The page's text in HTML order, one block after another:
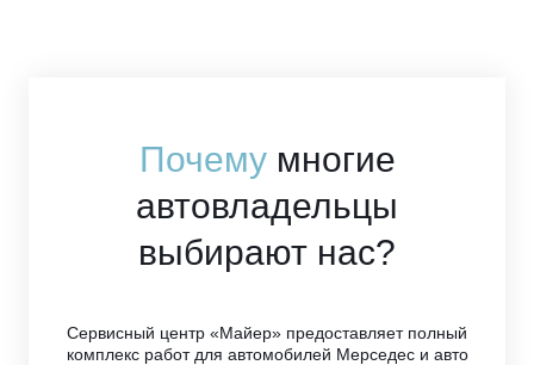
Почемумногие
автовладельцы
выбирают нас?
Сервисный центр «Майер» предоставляет полный
комплекс работ для автомобилей Мерседес и авто